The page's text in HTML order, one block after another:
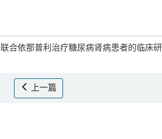
合依那普利治疗糖尿病肾病患者的临床
上一篇